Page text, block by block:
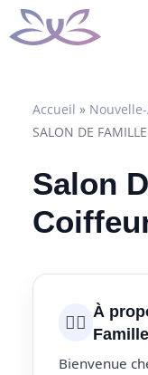
Aller
au
Accueil »
SALON DE
Salon
💇‍♀️ À
Famille
Bienvenue